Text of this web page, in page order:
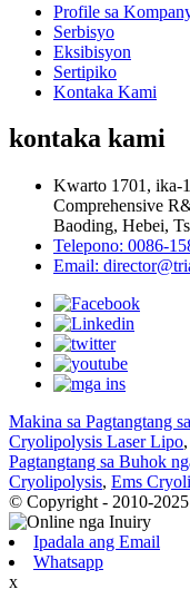
Profile sa
Serbisyo
Eksibisyon
Sertipiko
Kontaka Kami
kontaka kami
Kwarto 1701, ika-
Comprehensive
Baoding, Hebei,
Telepono: 0086-
Email:
Makina sa Pagtangtang
Cryolipolysis Laser Lipo,
Pagtangtang sa Buhok
Cryolipolysis, Ems
© Copyright - 2010-2025
Ipadala ang Email
Whatsapp
x